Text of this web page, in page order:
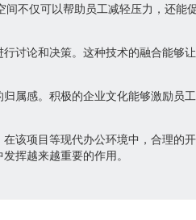
不仅可以帮助员工减轻压力，还能
讨论和决策。这种技术的融合能够
属感。积极的企业文化能够激励员
该项目等现代办公环境中，合理的
挥越来越重要的作用。